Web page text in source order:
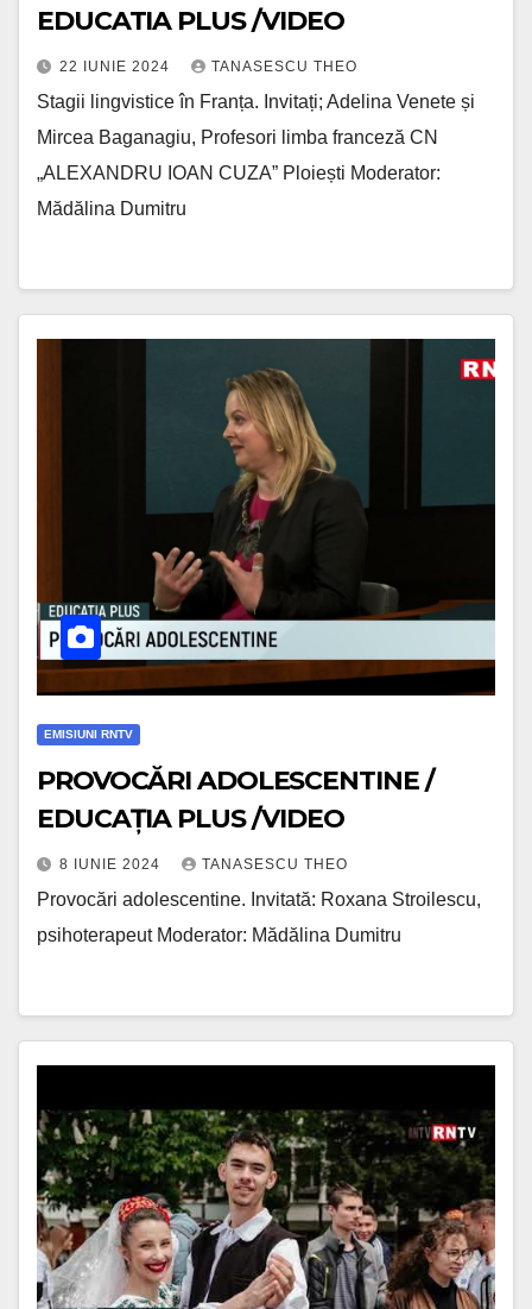
EDUCATIA PLUS /VIDEO
22 IUNIE 2024 TANASESCU THEO
Stagii lingvistice în Franța. Invitați; Adelina Venete și
Mircea Baganagiu, Profesori limba franceză CN
„ALEXANDRU IOAN CUZA” Ploiești Moderator:
Mădălina Dumitru
EMISIUNI RNTV
PROVOCĂRI ADOLESCENTINE /
EDUCAȚIA PLUS /VIDEO
8 IUNIE 2024 TANASESCU THEO
Provocări adolescentine. Invitată: Roxana Stroilescu,
psihoterapeut Moderator: Mădălina Dumitru